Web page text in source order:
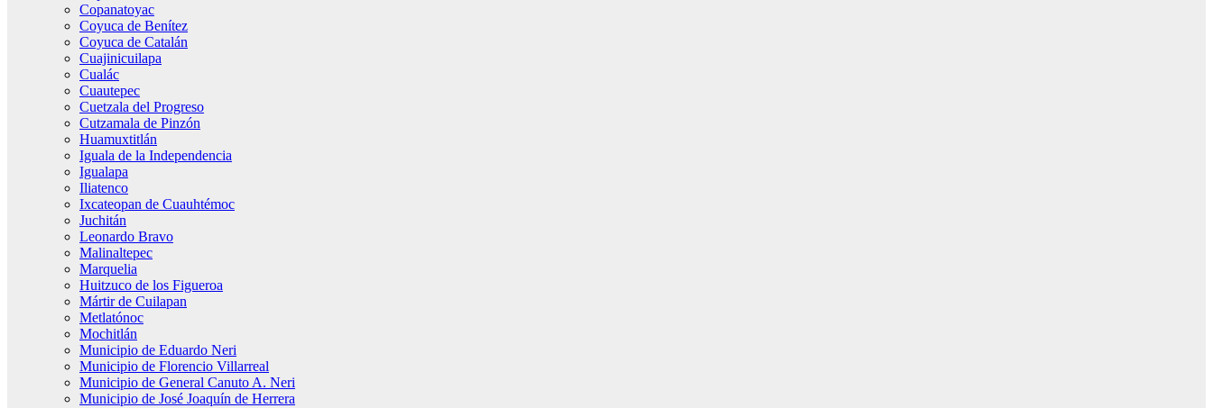
Copanatoyac
Coyuca de Benítez
Coyuca de Catalán
Cuajinicuilapa
Cualác
Cuautepec
Cuetzala del Progreso
Cutzamala de Pinzón
Huamuxtitlán
Iguala de la Independencia
Igualapa
Iliatenco
Ixcateopan de Cuauhtémoc
Juchitán
Leonardo Bravo
Malinaltepec
Marquelia
Huitzuco de los Figueroa
Mártir de Cuilapan
Metlatónoc
Mochitlán
Municipio de Eduardo Neri
Municipio de Florencio Villarreal
Municipio de General Canuto A. Neri
Municipio de José Joaquín de Herrera